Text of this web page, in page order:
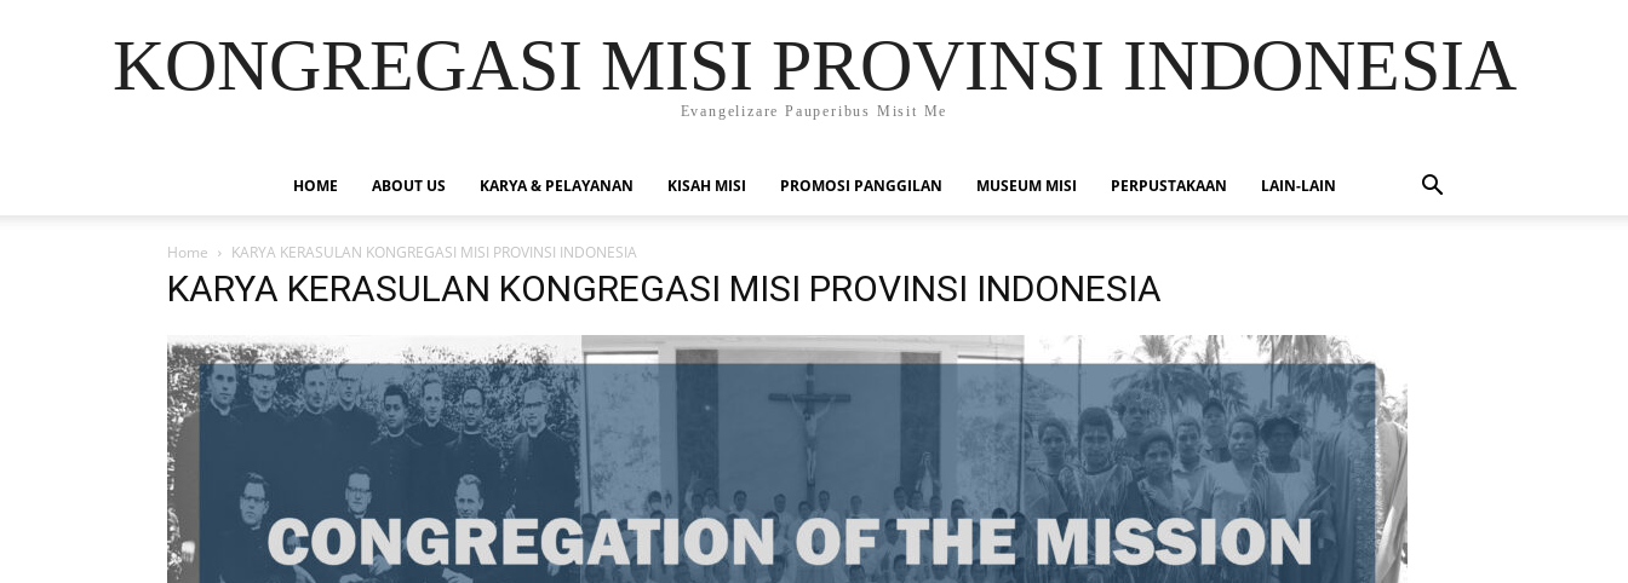
KONGREGASI MISI PROVINSI INDONESIA
Evangelizare Pauperibus Misit Me
HOME ABOUT US KARYA & PELAYANAN KISAH MISI PROMOSI PANGGILAN MUSEUM MISI PERPUSTAKAAN LAIN-LAIN
Home KARYA KERASULAN KONGREGASI MISI PROVINSI INDONESIA
KARYA KERASULAN KONGREGASI MISI PROVINSI INDONESIA